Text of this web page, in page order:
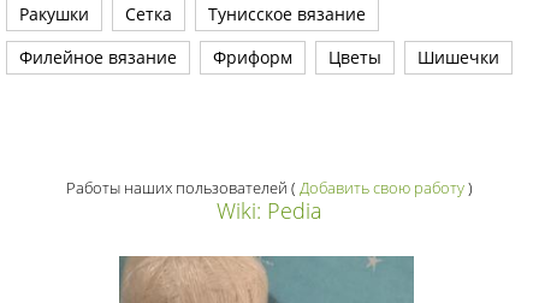
Ракушки
Сетка
Тунисское вязание
Филейное вязание
Фриформ Цветы Шишечки
Работы наших пользователей ( Добавить свою работу)
Wiki: Pedia